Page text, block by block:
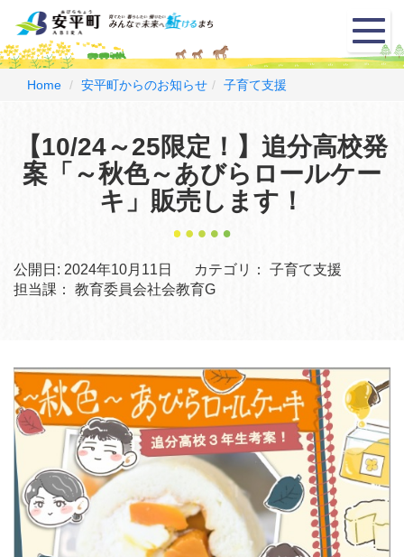
メ
ニ
ュ
Home 安平町からのお知らせ 子育て支援
【10/24～25限定！】追分高校発
案「～秋色～あびらロールケー
キ」販売します！
公開日: 2024年10月11日 カテゴリ：
子育て支援
担当課：
教育委員会社会教育G